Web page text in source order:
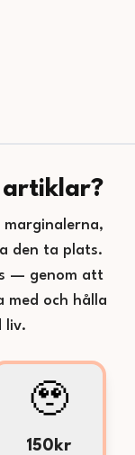
marginalerna,
den ta plats.
— genom att
med och hålla
liv.
🥹
150kr